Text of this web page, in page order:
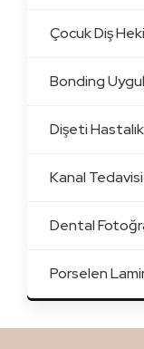
Çocuk Diş
Bonding
Dişeti
Kanal Tedavisi
Dental
Porselen